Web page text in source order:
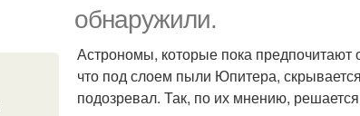
обнаружили.
Астрономы, которые пока
что под слоем пыли Юпитера,
подозревал. Так, по их мнению,